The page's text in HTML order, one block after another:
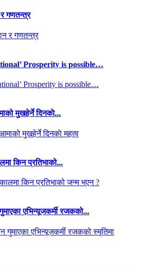
र गणतन्त्र
Prosperity is possible…
मुखहेर्ने दिनकाे...
किन प्रतिभाको...
एभिन्यूजकर्मी रजकको...